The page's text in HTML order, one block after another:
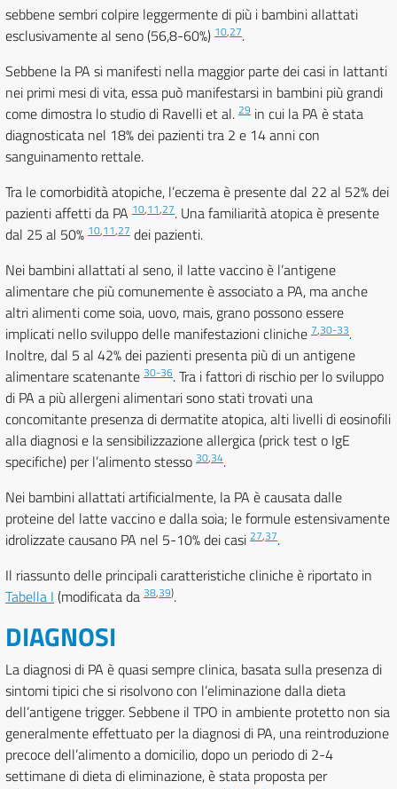
sebbene sembri colpire leggermente di più i bambini allattati
esclusivamente al seno (56,8-60%) 10,27.
Sebbene la PA si manifesti nella maggior parte dei casi in lattanti
nei primi mesi di vita, essa può manifestarsi in bambini più grandi
come dimostra lo studio di Ravelli et al. 29 in cui la PA è stata
diagnosticata nel 18% dei pazienti tra 2 e 14 anni con
sanguinamento rettale.
Tra le comorbidità atopiche, l’eczema è presente dal 22 al 52% dei
pazienti affetti da PA 10,11,27. Una familiarità atopica è presente
dal 25 al 50% 10,11,27 dei pazienti.
Nei bambini allattati al seno, il latte vaccino è l’antigene
alimentare che più comunemente è associato a PA, ma anche
altri alimenti come soia, uovo, mais, grano possono essere
implicati nello sviluppo delle manifestazioni cliniche 7,30-33.
Inoltre, dal 5 al 42% dei pazienti presenta più di un antigene
alimentare scatenante 30-36. Tra i fattori di rischio per lo sviluppo
di PA a più allergeni alimentari sono stati trovati una
concomitante presenza di dermatite atopica, alti livelli di eosinofili
alla diagnosi e la sensibilizzazione allergica (prick test o IgE
specifiche) per l’alimento stesso 30,34.
Nei bambini allattati artificialmente, la PA è causata dalle
proteine del latte vaccino e dalla soia; le formule estensivamente
idrolizzate causano PA nel 5-10% dei casi 27,37.
Il riassunto delle principali caratteristiche cliniche è riportato in
Tabella I (modificata da 38,39).
DIAGNOSI
La diagnosi di PA è quasi sempre clinica, basata sulla presenza di
sintomi tipici che si risolvono con l’eliminazione dalla dieta
dell’antigene trigger. Sebbene il TPO in ambiente protetto non sia
generalmente effettuato per la diagnosi di PA, una reintroduzione
precoce dell’alimento a domicilio, dopo un periodo di 2-4
settimane di dieta di eliminazione, è stata proposta per